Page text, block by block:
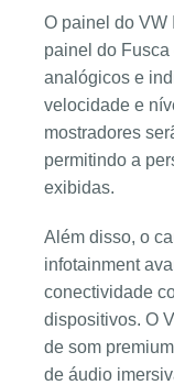
O painel do VW
painel do Fusca
analógicos e
velocidade e
mostradores
permitindo a
exibidas.
Além disso, o
infotainment
conectividade
dispositivos. O
de som
de áudio